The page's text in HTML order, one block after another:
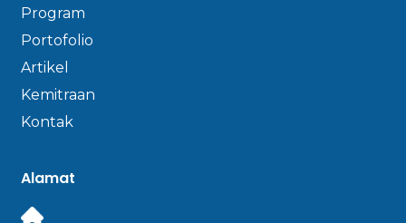
Program
Portofolio
Artikel
Kemitraan
Kontak
Alamat